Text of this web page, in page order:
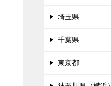
埼玉県
千葉県
東京都